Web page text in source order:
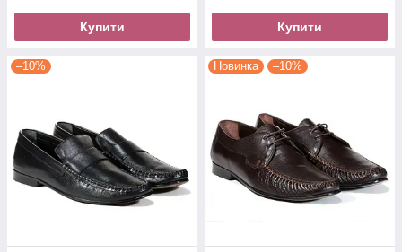
Купити Купити
–10% Новинка –10%